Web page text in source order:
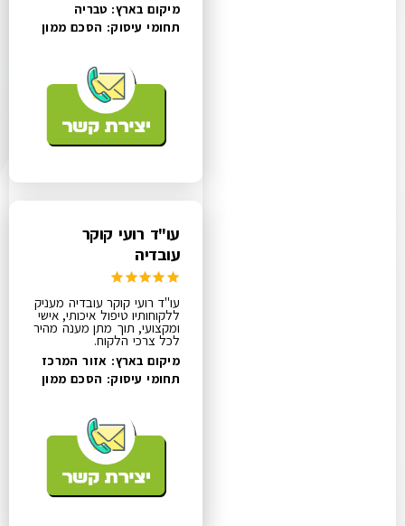
מיקום בארץ: טבריה
תחומי עיסוק: הסכם ממון
עו"ד רועי קוקר
עובדיה
עו"ד רועי קוקר עובדיה מעניק
ללקוחותיו טיפול איכותי, אישי
ומקצועי, תוך מתן מענה מהיר
לכל צרכי הלקוח.
מיקום בארץ: אזור המרכז
תחומי עיסוק: הסכם ממון